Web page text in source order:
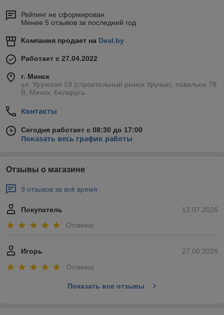
Рейтинг не сформирован
Менее 5 отзывов за последний год
Компания продает на Deal.by
Работает с 27.04.2022
г. Минск
ул. Уручская 19 (строительный рынок Уручье), павильон 78
В, Минск, Беларусь
Контакты
Сегодня работает с 08:30 до 17:00
Показать весь график работы
Отзывы о магазине
9 отзывов за всё время
12.07.2026
Покупатель
Отлично
27.06.2026
Игорь
Отлично
Показать все отзывы